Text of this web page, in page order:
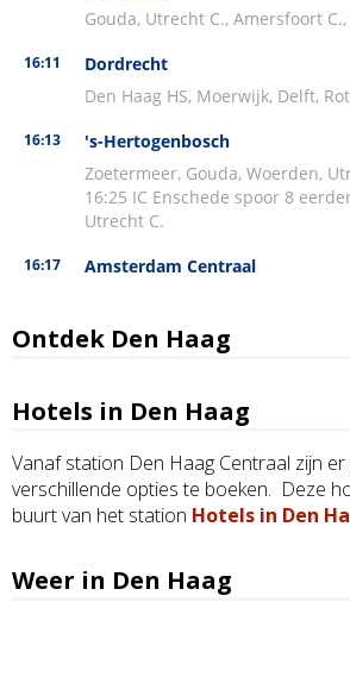
Ontdek Den Haag
Hotels in Den Haag
Vanaf station Den Haag Centraal zijn
verschillende opties te boeken. Deze
buurt van het station Hotels in Den
Weer in Den Haag